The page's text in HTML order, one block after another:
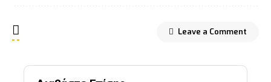
Leave a Comment